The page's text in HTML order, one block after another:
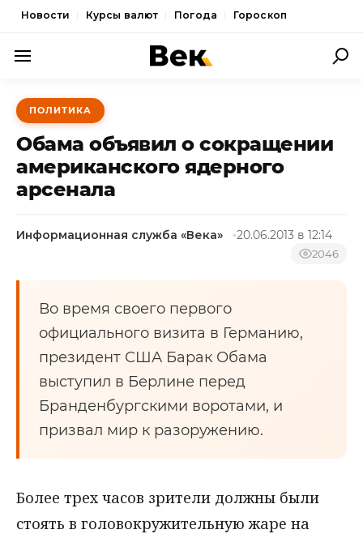
Новости Курсы валют Погода Гороскоп
ПОЛИТИКА
ЭКОНОМИКА
ОБЩЕСТВО
СПОРТ
ПОЛИТИКА
Обама объявил о сокращении
американского ядерного
арсенала
Информационная служба «Века» 20.06.2013 в 12:14
2046
Во время своего первого
официального визита в Германию,
президент США Барак Обама
выступил в Берлине перед
Бранденбургскими воротами, и
призвал мир к разоружению.
Более трех часов зрители должны были
стоять в головокружительную жарe на